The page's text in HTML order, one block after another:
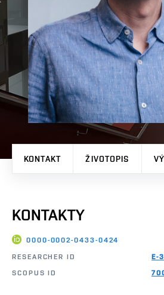
KONTAKT ŽIVOTOPIS
KONTAKTY
0000-0002-0433-0424
RESEARCHER ID
E-
SCOPUS ID